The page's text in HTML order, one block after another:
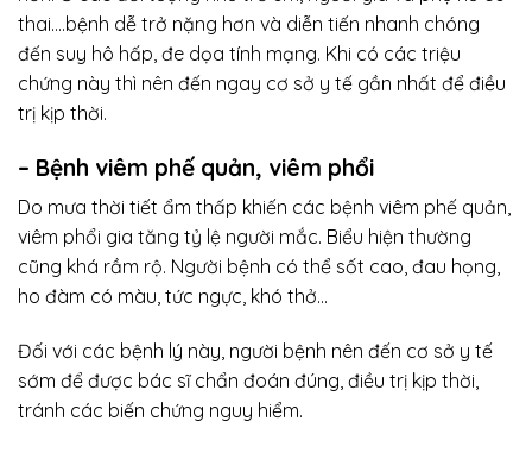
thai….bệnh dễ trở nặng hơn và diễn tiến nhanh chóng
đến suy hô hấp, đe dọa tính mạng. Khi có các triệu
chứng này thì nên đến ngay cơ sở y tế gần nhất để điều
trị kịp thời.
– Bệnh viêm phế quản, viêm phổi
Do mưa thời tiết ẩm thấp khiến các bệnh viêm phế quản,
viêm phổi gia tăng tỷ lệ người mắc. Biểu hiện thường
cũng khá rầm rộ. Người bệnh có thể sốt cao, đau họng,
ho đàm có màu, tức ngực, khó thở…
Đối với các bệnh lý này, người bệnh nên đến cơ sở y tế
sớm để được bác sĩ chẩn đoán đúng, điều trị kịp thời,
tránh các biến chứng nguy hiểm.